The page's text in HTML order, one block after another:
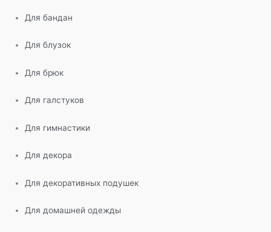
Для бандан
Для блузок
Для брюк
Для галстуков
Для гимнастики
Для декора
Для декоративных подушек
Для домашней одежды